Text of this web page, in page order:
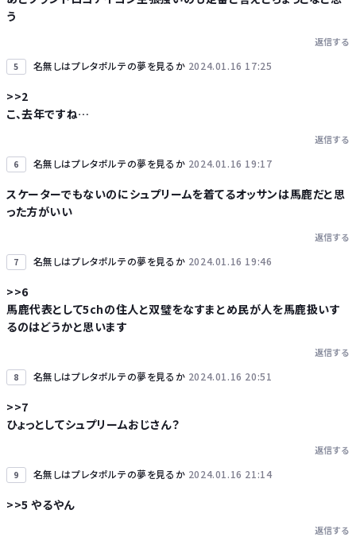
う
返信する
5 名無しはプレタポルテの夢を見るか 2024.01.16 17:25
>>2
こ、去年ですね…
返信する
6 名無しはプレタポルテの夢を見るか 2024.01.16 19:17
スケーターでもないのにシュプリームを着てるオッサンは馬鹿だと思
った方がいい
返信する
7 名無しはプレタポルテの夢を見るか 2024.01.16 19:46
>>6
馬鹿代表として5chの住人と双璧をなすまとめ民が人を馬鹿扱いす
るのはどうかと思います
返信する
8 名無しはプレタポルテの夢を見るか 2024.01.16 20:51
>>7
ひょっとしてシュプリームおじさん？
返信する
9 名無しはプレタポルテの夢を見るか 2024.01.16 21:14
>>5 やるやん
返信する